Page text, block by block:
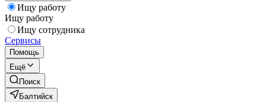
Ищу работу
Ищу работу
Ищу сотрудника
Сервисы
Помощь
Ещё
Поиск
Балтийск